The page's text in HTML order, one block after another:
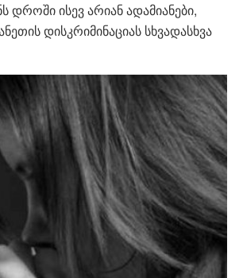
დროში ისევ არიან ადამიანები,
დისკრიმინაციას სხვადასხვა